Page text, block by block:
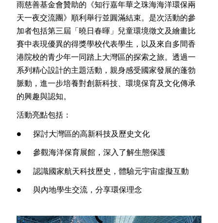
雨慈善基金會贊助的《知行嘉年華之珠海海洋環保兩
天一夜交流團》順利舉行並圓滿結束。是次活動的參
加者包括第三屆「曉日春暉」兒童環境徵文及繪畫比
賽中表現優異的得獎學校代表學生，以及來自多間香
港院校的青少年一同踏上大灣區的探索之旅。透過一
系列精心設計的主題活動，親身感受國家發展的蓬勃
脈動，進一步培養對創新科技、環境保育及文化傳承
的興趣與認知。
活動亮點包括：
● 探討大灣區的高新科技及歷史文化
● 參觀海洋保育展館，深入了解生態保護
● 認識國家航天科技歷史，體驗元宇宙虛擬互動
● 與內地學生交流，分享環保理念